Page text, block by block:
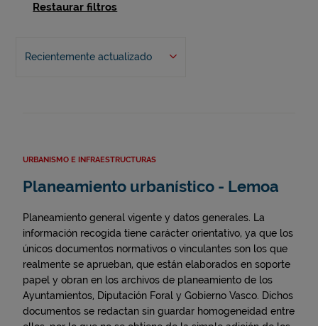
Restaurar filtros
Recientemente actualizado
URBANISMO E INFRAESTRUCTURAS
Planeamiento urbanístico - Lemoa
Planeamiento general vigente y datos generales. La
información recogida tiene carácter orientativo, ya que los
únicos documentos normativos o vinculantes son los que
realmente se aprueban, que están elaborados en soporte
papel y obran en los archivos de planeamiento de los
Ayuntamientos, Diputación Foral y Gobierno Vasco. Dichos
documentos se redactan sin guardar homogeneidad entre